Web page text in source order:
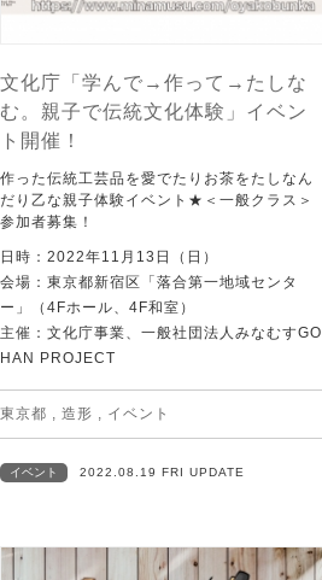
文化庁「学んで→作って→たしな
む。親子で伝統文化体験」イベン
ト開催！
作った伝統工芸品を愛でたりお茶をたしなん
だり乙な親子体験イベント★＜一般クラス＞
参加者募集！
日時：2022年11月13日（日）
会場：東京都新宿区「落合第一地域センタ
ー」（4Fホール、4F和室）
主催：文化庁事業、一般社団法人みなむすGO
HAN PROJECT
東京都 , 造形 , イベント
イベント 2022.08.19 FRI UPDATE